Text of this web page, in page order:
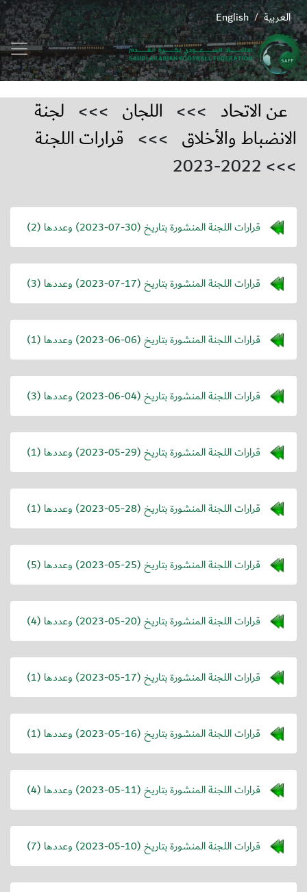
English / العربية
عن الاتحاد >>> اللجان >>> لجنة
الانضباط والأخلاق >>> قرارات اللجنة
>>> 2022-2023
قرارات اللجنة المنشورة بتاريخ (2023-07-30) وعددها (2)
قرارات اللجنة المنشورة بتاريخ (2023-07-17) وعددها (3)
قرارات اللجنة المنشورة بتاريخ (2023-06-06) وعددها (1)
قرارات اللجنة المنشورة بتاريخ (2023-06-04) وعددها (3)
قرارات اللجنة المنشورة بتاريخ (2023-05-29) وعددها (1)
قرارات اللجنة المنشورة بتاريخ (2023-05-28) وعددها (1)
قرارات اللجنة المنشورة بتاريخ (2023-05-25) وعددها (5)
قرارات اللجنة المنشورة بتاريخ (2023-05-20) وعددها (4)
قرارات اللجنة المنشورة بتاريخ (2023-05-17) وعددها (1)
قرارات اللجنة المنشورة بتاريخ (2023-05-16) وعددها (1)
قرارات اللجنة المنشورة بتاريخ (2023-05-11) وعددها (4)
قرارات اللجنة المنشورة بتاريخ (2023-05-10) وعددها (7)